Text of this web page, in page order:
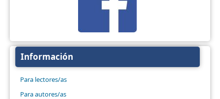
Información
Para lectores/as
Para autores/as